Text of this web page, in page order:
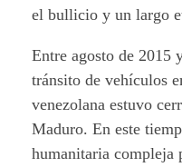
el bullicio y un largo
Entre agosto de 2015
tránsito de vehículos
venezolana estuvo
Maduro. En este
humanitaria compleja